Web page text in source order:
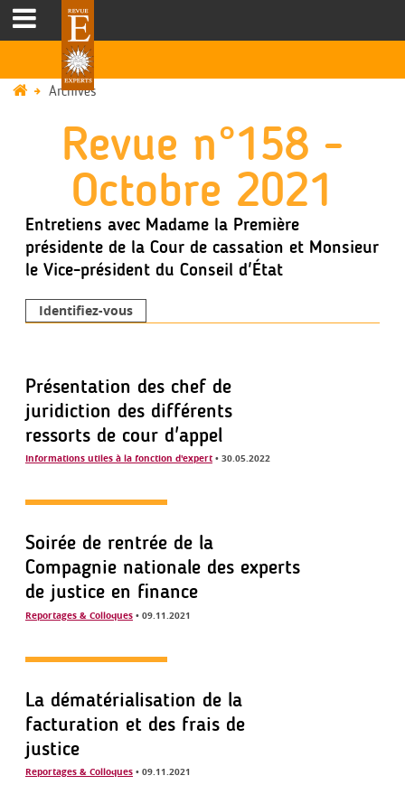
Archives
Revue n°158 -
Octobre 2021
Entretiens avec Madame la Première
présidente de la Cour de cassation et Monsieur
le Vice-président du Conseil d'État
Identifiez-vous
Présentation des chef de
juridiction des différents
ressorts de cour d'appel
Informations utiles à la fonction d'expert • 30.05.2022
Soirée de rentrée de la
Compagnie nationale des experts
de justice en finance
Reportages & Colloques • 09.11.2021
La dématérialisation de la
facturation et des frais de
justice
Reportages & Colloques • 09.11.2021